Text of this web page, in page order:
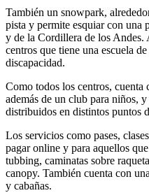
También un snowpark,
pista y permite esquiar con una
y de la Cordillera de los Andes.
centros que tiene una escuela
discapacidad.
Como todos los centros, cuenta
además de un club para niños,
distribuidos en distintos puntos
Los servicios como pases,
pagar online y para aquellos
tubbing, caminatas sobre
canopy. También cuenta con
y cabañas.